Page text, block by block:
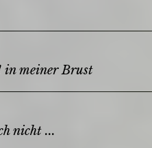
in meiner Brust
nicht ...